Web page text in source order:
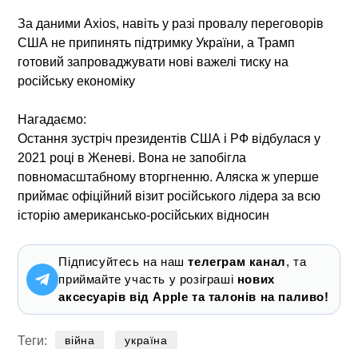
За даними Axios, навіть у разі провалу переговорів
США не припинять підтримку України, а Трамп
готовий запроваджувати нові важелі тиску на
російську економіку
Нагадаємо:
Остання зустріч президентів США і РФ відбулася у
2021 році в Женеві. Вона не запобігла
повномасштабному вторгненню. Аляска ж уперше
приймає офіційний візит російського лідера за всю
історію американсько-російських відносин
Підписуйтесь на наштелеграм канал, та
приймайте участь у розіграші нових
аксесуарів від Apple та талонів на паливо!
Теги: війна україна